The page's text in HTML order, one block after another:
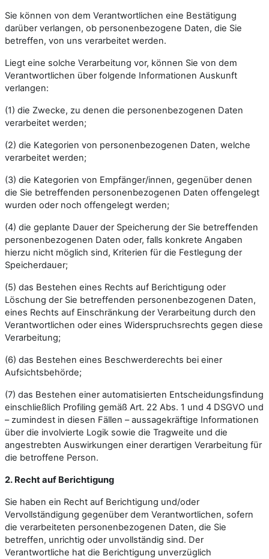
Sie können von dem Verantwortlichen eine Bestätigung
darüber verlangen, ob personenbezogene Daten, die Sie
betreffen, von uns verarbeitet werden.
Liegt eine solche Verarbeitung vor, können Sie von dem
Verantwortlichen über folgende Informationen Auskunft
verlangen:
(1) die Zwecke, zu denen die personenbezogenen Daten
verarbeitet werden;
(2) die Kategorien von personenbezogenen Daten, welche
verarbeitet werden;
(3) die Kategorien von Empfänger/innen, gegenüber denen
die Sie betreffenden personenbezogenen Daten offengelegt
wurden oder noch offengelegt werden;
(4) die geplante Dauer der Speicherung der Sie betreffenden
personenbezogenen Daten oder, falls konkrete Angaben
hierzu nicht möglich sind, Kriterien für die Festlegung der
Speicherdauer;
(5) das Bestehen eines Rechts auf Berichtigung oder
Löschung der Sie betreffenden personenbezogenen Daten,
eines Rechts auf Einschränkung der Verarbeitung durch den
Verantwortlichen oder eines Widerspruchsrechts gegen diese
Verarbeitung;
(6) das Bestehen eines Beschwerderechts bei einer
Aufsichtsbehörde;
(7) das Bestehen einer automatisierten Entscheidungsfindung
einschließlich Profiling gemäß Art. 22 Abs. 1 und 4 DSGVO und
– zumindest in diesen Fällen – aussagekräftige Informationen
über die involvierte Logik sowie die Tragweite und die
angestrebten Auswirkungen einer derartigen Verarbeitung für
die betroffene Person.
2. Recht auf Berichtigung
Sie haben ein Recht auf Berichtigung und/oder
Vervollständigung gegenüber dem Verantwortlichen, sofern
die verarbeiteten personenbezogenen Daten, die Sie
betreffen, unrichtig oder unvollständig sind. Der
Verantwortliche hat die Berichtigung unverzüglich